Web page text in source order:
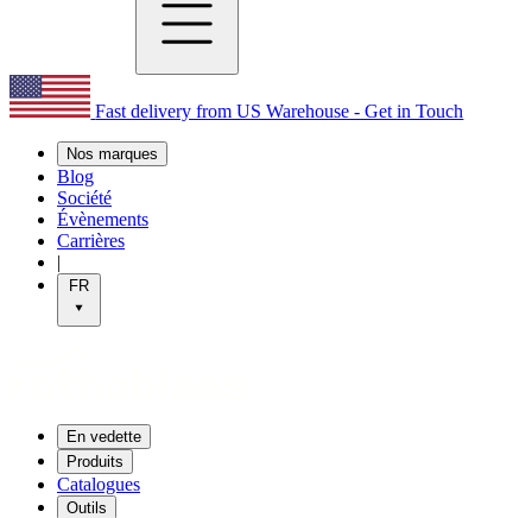
Fast delivery from US Warehouse - Get in Touch
Nos marques
Blog
Société
Évènements
Carrières
|
FR
En vedette
Produits
Catalogues
Outils